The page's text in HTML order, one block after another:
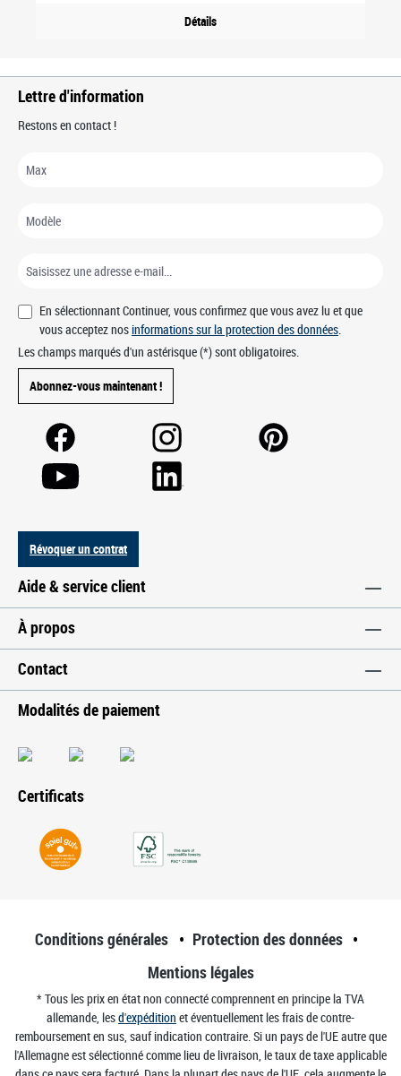
Détails
Lettre d'information
Restons en contact !
En sélectionnant Continuer, vous confirmez que vous avez lu et que
vous acceptez nosinformations sur la protection des données.
Les champs marqués d'un astérisque (*) sont obligatoires.
Abonnez-vous maintenant !
Révoquer un contrat
Aide & service client
À propos
Contact
Modalités de paiement
Certificats
Conditions générales
Protection des données
Mentions légales
* Tous les prix en état non connecté comprennent en principe la TVA
allemande, lesd'expédition et éventuellement les frais de contre-
remboursement en sus, sauf indication contraire. Si un pays de l'UE autre que
l'Allemagne est sélectionné comme lieu de livraison, le taux de taxe applicable